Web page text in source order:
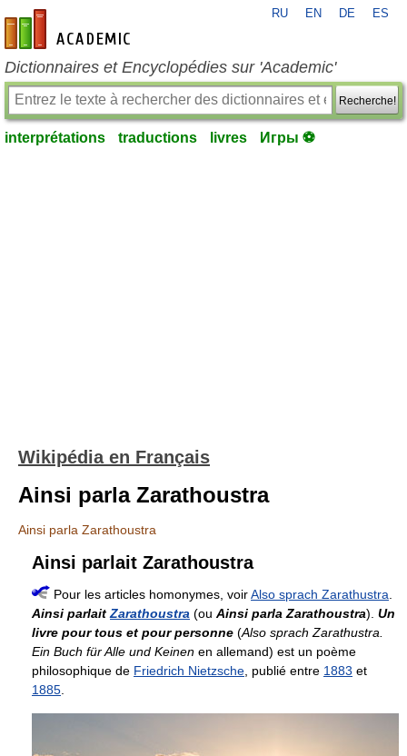
fr-academic.com
RU EN DE ES
Dictionnaires et Encyclopédies sur 'Academic'
Recherche!
interprétations traductions livres Игры ⚽
Wikipédia en Français
Ainsi parla Zarathoustra
Ainsi parla Zarathoustra
Ainsi parlait Zarathoustra
Pour les articles homonymes, voirAlso sprach Zarathustra
Ainsi parlait Zarathoustra (ou Ainsi parla Zarathoustra). Un
livre pour tous et pour personne (Also sprach Zarathustra.
Ein Buch für Alle und Keinen en allemand) est un poème
philosophique de Friedrich Nietzsche , publié entre 1883 et
1885